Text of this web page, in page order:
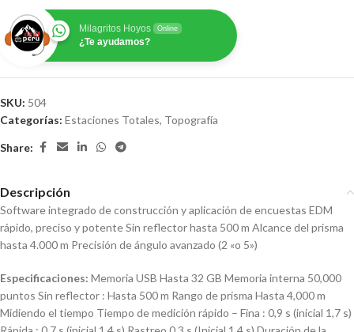
Milagritos Hoyos Online
¿Te ayudamos?
SKU: 504
Categorías: Estaciones Totales, Topografía
Share:
Descripción
Software integrado de construcción y aplicación de encuestas EDM
rápido, preciso y potente Sin reflector hasta 500 m Alcance del prisma
hasta 4.000 m Precisión de ángulo avanzado (2 «o 5»)
Especificaciones: Memoria USB Hasta 32 GB Memoria interna 50,000
puntos Sin reflector : Hasta 500 m Rango de prisma Hasta 4,000 m
Midiendo el tiempo Tiempo de medición rápido – Fina : 0,9 s (inicial 1,7 s)